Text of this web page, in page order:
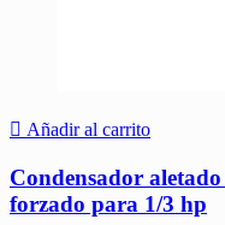
Añadir al carrito
Condensador
forzado para 1/3 hp